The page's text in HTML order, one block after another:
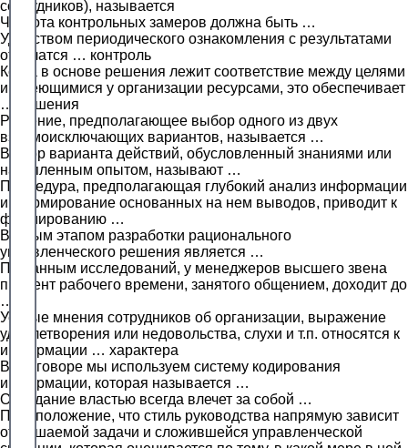
сотрудников), называется
Частота контрольных замеров должна быть …
Удобством периодического ознакомления с результатами
отличатся … контроль
Когда в основе решения лежит соответствие между целями
и имеющимися у организации ресурсами, это обеспечивает
… решения
Решение, предполагающее выбор одного из двух
взаимоисключающих вариантов, называется …
Выбор варианта действий, обусловленный знаниями или
накопленным опытом, называют …
Процедура, предполагающая глубокий анализ информации
и формирование основанных на нем выводов, приводит к
формированию …
Вторым этапом разработки рационального
управленческого решения является …
По данным исследований, у менеджеров высшего звена
процент рабочего времени, занятого общением, доходит до
…
Устные мнения сотрудников об организации, выражение
удовлетворения или недовольства, слухи и т.п. относятся к
информации … характера
В разговоре мы используем систему кодирования
информации, которая называется …
Обладание властью всегда влечет за собой …
Предположение, что стиль руководства напрямую зависит
от решаемой задачи и сложившейся управленческой